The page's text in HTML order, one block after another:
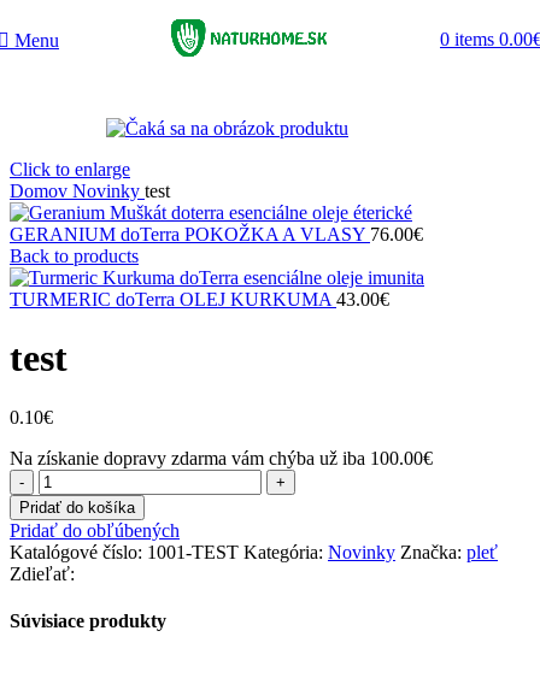
Menu 0 items 0.00
Click to enlarge
Domov Novinky test
GERANIUM doTerra POKOŽKA A VLASY 76.00€
Back to products
TURMERIC doTerra OLEJ KURKUMA 43.00€
test
0.10€
Na získanie dopravy zdarma vám chýba už iba 100.00€
množstvo
test
Pridať do košíka
Pridať do obľúbených
Katalógové číslo: 1001-TEST Kategória: Novinky Značka: pleť
Zdieľať:
Súvisiace produkty